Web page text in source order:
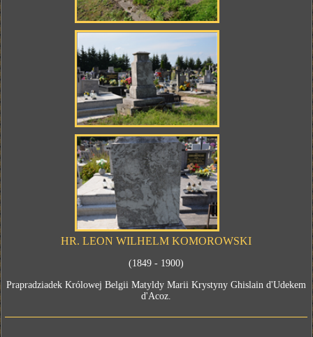
HR. LEON WILHELM KOMOROWSKI
(1849 - 1900)
Prapradziadek Królowej Belgii Matyldy Marii Krystyny Ghislain d'Udekem
d'Acoz.